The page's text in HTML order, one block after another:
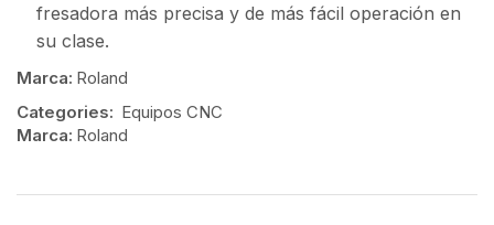
fresadora más precisa y de más fácil operación en
su clase.
Marca: Roland
Categories: Equipos CNC
Marca: Roland